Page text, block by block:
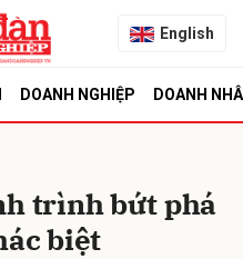
English
DOANH NGHIỆP DOANH
trình bứt phá
biệt